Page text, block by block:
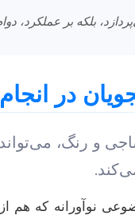
بلکه بر
در انجام
و رنگ،
نوآورانه که هم